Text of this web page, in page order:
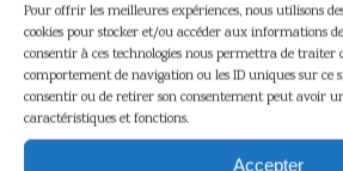
Pour offrir les meilleures expériences, nous utilisons
cookies pour stocker et/ou accéder aux informations
consentir à ces technologies nous permettra de traiter
comportement de navigation ou les ID uniques sur ce
consentir ou de retirer son consentement peut avoir
caractéristiques et fonctions.
Accepter